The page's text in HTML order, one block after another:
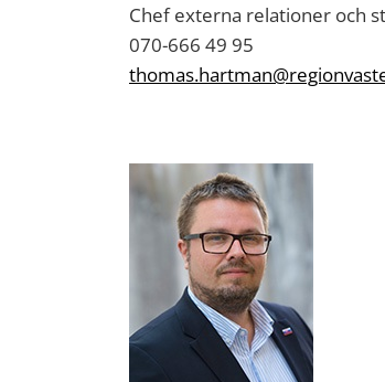
Chef externa relationer och
070-666 49 95